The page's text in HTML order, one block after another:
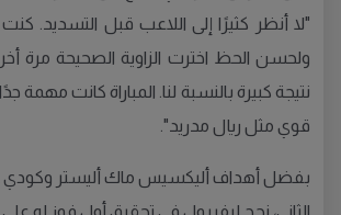
"لا أنظر كثيرًا إلى اللاعب قبل التسديد.
ولحسن الحظ اخترت الزاوية الصحيحة مرة
نتيجة كبيرة بالنسبة لنا. المباراة كانت مهمة
قوي مثل ريال مدريد".
بفضل أهداف أليكسيس ماك أليستر وكودي